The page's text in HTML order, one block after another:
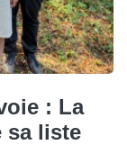
: La
sa liste